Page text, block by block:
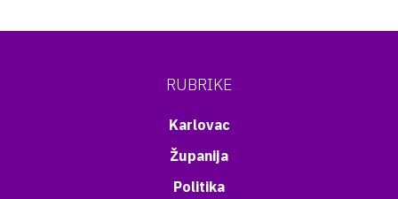
RUBRIKE
Karlovac
Županija
Politika